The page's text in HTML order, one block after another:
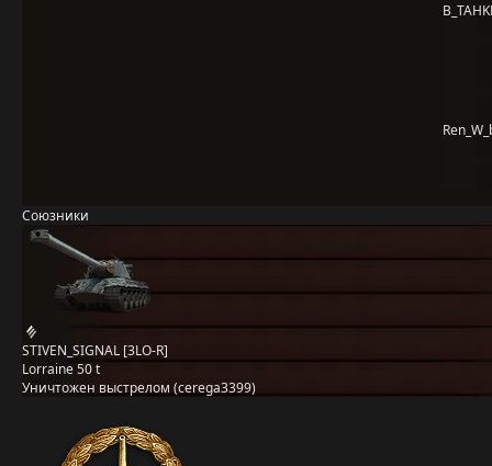
Союзники
STIVEN_SIGNAL [3LO-R]
Lorraine 50 t
Уничтожен выстрелом (cerega3399)